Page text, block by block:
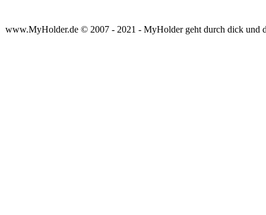
www.MyHolder.de © 2007 - 2021 - MyHolder geht durch dick und